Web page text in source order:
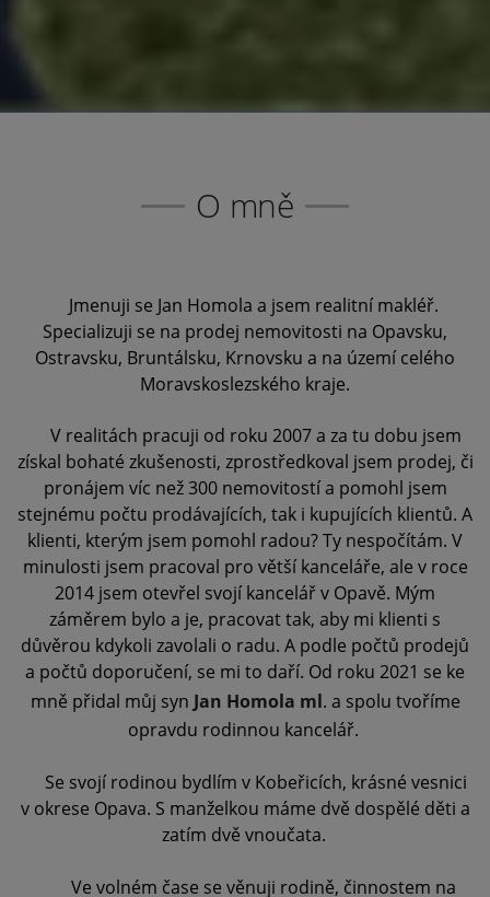
O mně
Jmenuji se Jan Homola a jsem realitní makléř.
Specializuji se na prodej nemovitosti na Opavsku,
Ostravsku, Bruntálsku, Krnovsku a na území celého
Moravskoslezského kraje.
V realitách pracuji od roku 2007 a za tu dobu jsem
získal bohaté zkušenosti, zprostředkoval jsem prodej, či
pronájem víc než 300 nemovitostí a pomohl jsem
stejnému počtu prodávajících, tak i kupujících klientů. A
klienti, kterým jsem pomohl radou? Ty nespočítám. V
minulosti jsem pracoval pro větší kanceláře, ale v roce
2014 jsem otevřel svojí kancelář v Opavě. Mým
záměrem bylo a je, pracovat tak, aby mi klienti s
důvěrou kdykoli zavolali o radu. A podle počtů prodejů
a počtů doporučení, se mi to daří. Od roku 2021 se ke
mně přidal můj syn Jan Homola ml. a spolu tvoříme
opravdu rodinnou kancelář.
Se svojí rodinou bydlím v Kobeřicích, krásné vesnici
v okrese Opava. S manželkou máme dvě dospělé děti a
zatím dvě vnoučata.
Ve volném čase se věnuji rodině, činnostem na